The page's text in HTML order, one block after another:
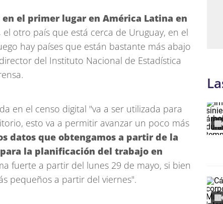
el primer lugar en América Latina en
el otro país que está cerca de Uruguay, en el
hay países que están bastante más abajo
del Instituto Nacional de Estadística
en el censo digital "va a ser utilizada para
esto va a permitir avanzar un poco más
datos que obtengamos a partir de la
la planificación del trabajo en
fuerte a partir del lunes 29 de mayo, si bien
pequeños a partir del viernes".